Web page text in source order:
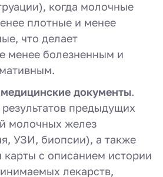
когда молочные
плотные и менее
что делает
менее болезненным и
документы.
предыдущих
молочных желез
УЗИ, биопсии), а также
карты с описанием истории
лекарств,